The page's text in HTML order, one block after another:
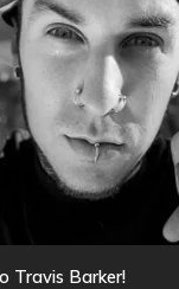
Travis Barker!